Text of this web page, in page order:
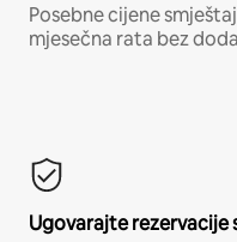
Posebne cijene
mjesečna rata bez
Ugovarajte rezervacije